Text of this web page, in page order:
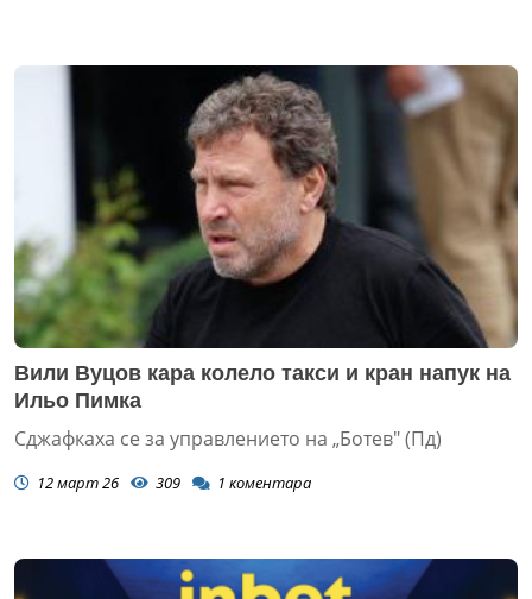
Вили Вуцов кара колело такси и кран напук на
Ильо Пимка
Сджафкаха се за управлението на „Ботев" (Пд)
12 март 26 309 1 коментара